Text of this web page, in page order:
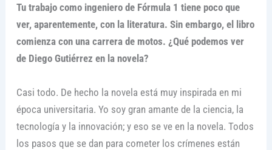
Tu trabajo como ingeniero de Fórmula 1 tiene poco que
ver, aparentemente, con la literatura. Sin embargo, el libro
comienza con una carrera de motos. ¿Qué podemos ver
de Diego Gutiérrez en la novela?
Casi todo. De hecho la novela está muy inspirada en mi
época universitaria. Yo soy gran amante de la ciencia, la
tecnología y la innovación; y eso se ve en la novela. Todos
los pasos que se dan para cometer los crímenes están